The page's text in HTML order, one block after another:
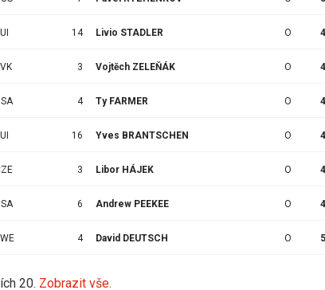
14 Livio STADLER O 4
3 Vojtěch ZELEŇÁK O 4
4 Ty FARMER O 4
16 Yves BRANTSCHEN O 4
3 Libor HÁJEK O 4
6 Andrew PEEKEE O 4
4 David DEUTSCH O 5
20. Zobrazit vše.